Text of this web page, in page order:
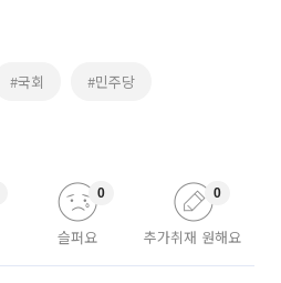
#국회 #민주당
슬퍼요
0
추가취재 원해요
0